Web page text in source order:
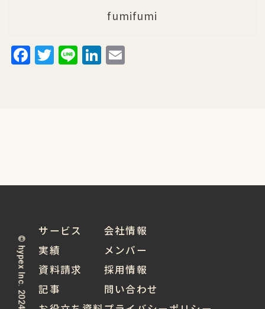
fumifumi
Facebook
Twitter
LineLinkedIn
© hypex Inc. 2024
サービス
実績
資料請求
記事
会社情報
メンバー
採用情報
問い合わせ